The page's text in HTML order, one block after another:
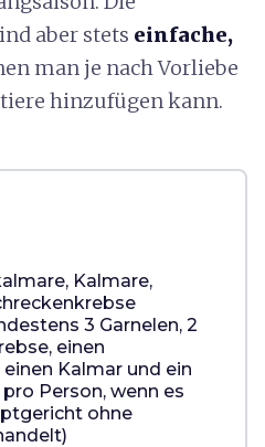
aber stets einfache,
man je nach Vorliebe
hinzufügen kann.
Kalmare,
3 Garnelen, 2
einen
Kalmar und ein
Person, wenn es
ohne